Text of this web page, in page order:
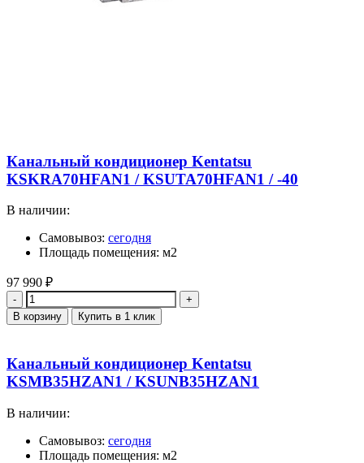
Канальный кондиционер Kentatsu
KSKRA70HFAN1 / KSUTA70HFAN1 / -40
В наличии:
Самовывоз: сегодня
Площадь помещения: м2
97 990 ₽
Количество
В корзину Купить в 1 клик
Канальный кондиционер Kentatsu
KSMB35HZAN1 / KSUNB35HZAN1
В наличии:
Самовывоз: сегодня
Площадь помещения: м2